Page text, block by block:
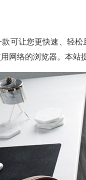
可让您更快速、轻
网络的浏览器。本站